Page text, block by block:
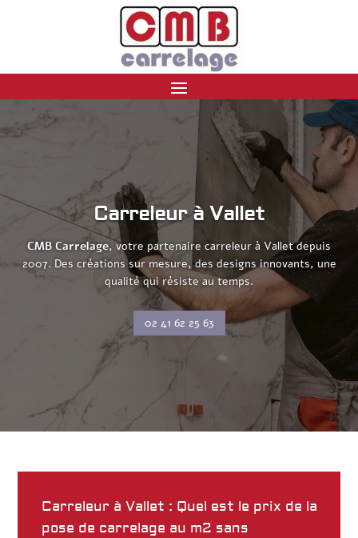
Carreleur à Vallet
CMB Carrelage, votre partenaire carreleur à Vallet depuis
2007. Des créations sur mesure, des designs innovants, une
qualité qui résiste au temps.
02 41 62 25 63
Carreleur à Vallet : Quel est le prix de la
pose de carrelage au m2 sans